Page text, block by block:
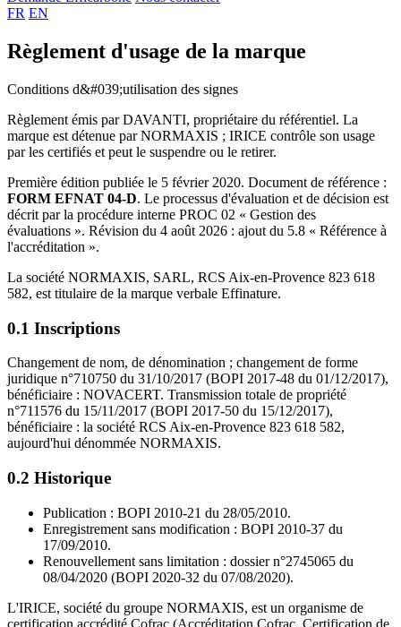
FR EN
Règlement d'usage de la marque
Conditions d&#039;utilisation des signes
Règlement émis par DAVANTI, propriétaire du référentiel. La
marque est détenue par NORMAXIS ; IRICE contrôle son usage
par les certifiés et peut le suspendre ou le retirer.
Première édition publiée le 5 février 2020. Document de référence :
FORM EFNAT 04-D. Le processus d'évaluation et de décision est
décrit par la procédure interne PROC 02 « Gestion des
évaluations ». Révision du 4 août 2026 : ajout du 5.8 « Référence à
l'accréditation ».
La société NORMAXIS, SARL, RCS Aix-en-Provence 823 618
582, est titulaire de la marque verbale Effinature.
0.1 Inscriptions
Changement de nom, de dénomination ; changement de forme
juridique n°710750 du 31/10/2017 (BOPI 2017-48 du 01/12/2017),
bénéficiaire : NOVACERT. Transmission totale de propriété
n°711576 du 15/11/2017 (BOPI 2017-50 du 15/12/2017),
bénéficiaire : la société RCS Aix-en-Provence 823 618 582,
aujourd'hui dénommée NORMAXIS.
0.2 Historique
Publication : BOPI 2010-21 du 28/05/2010.
Enregistrement sans modification : BOPI 2010-37 du
17/09/2010.
Renouvellement sans limitation : dossier n°2745065 du
08/04/2020 (BOPI 2020-32 du 07/08/2020).
L'IRICE, société du groupe NORMAXIS, est un organisme de
certification accrédité Cofrac (Accréditation Cofrac, Certification de